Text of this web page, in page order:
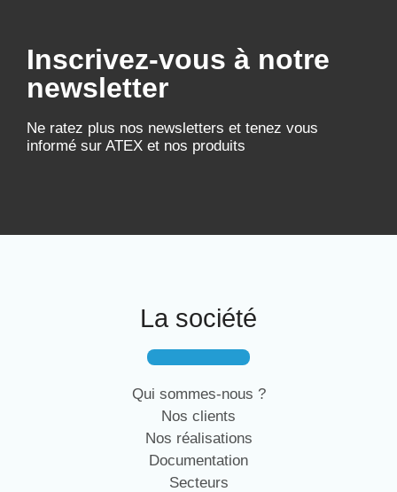
Inscrivez-vous à notre
newsletter
Ne ratez plus nos newsletters et tenez vous
informé sur ATEX et nos produits
La société
Qui sommes-nous ?
Nos clients
Nos réalisations
Documentation
Secteurs